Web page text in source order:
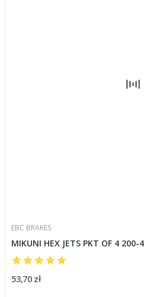
EBC BRAKES
MIKUNI HEX JETS PKT OF 4 200-4
53,70 zł